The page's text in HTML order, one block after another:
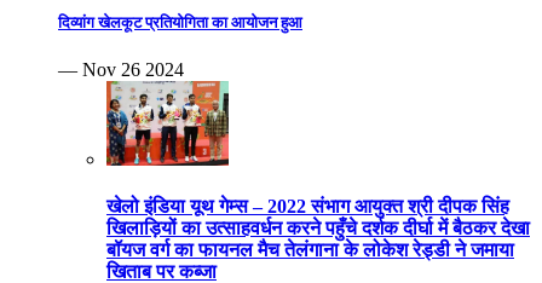
दिव्यांग खेलकूट प्रतियोगिता का आयोजन हुआ
— Nov 26 2024
खेलो इंडिया यूथ गेम्स – 2022 संभाग आयुक्त श्री दीपक सिंह
खिलाड़ियों का उत्साहवर्धन करने पहुँचे दर्शक दीर्घा में बैठकर देखा
बॉयज वर्ग का फायनल मैच तेलंगाना के लोकेश रेड्डी ने जमाया
खिताब पर कब्जा